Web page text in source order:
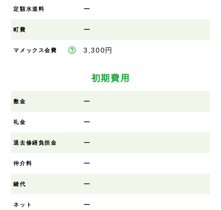
定額水道料 ー
町費 ー
マメックス会費 3,300円
初期費用
敷金 ー
礼金 ー
退去修繕負担金 ー
仲介料 ー
鍵代 ー
ネット ー